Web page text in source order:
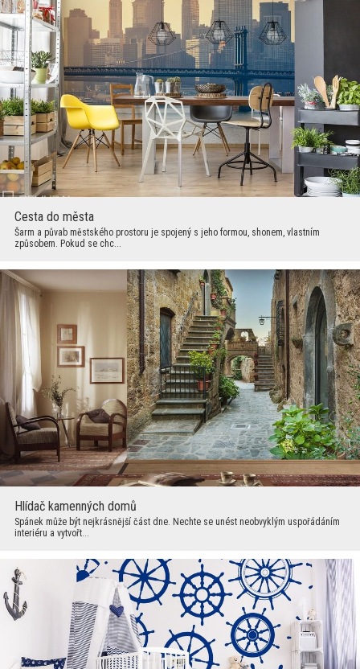
Cesta do města
Šarm a půvab městského prostoru je spojený s jeho formou, shonem, vlastním
způsobem. Pokud se chc...
Hlídač kamenných domů
Spánek může být nejkrásnější část dne. Nechte se unést neobvyklým uspořádáním
interiéru a vytvořt...